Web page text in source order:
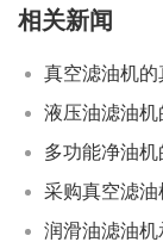
相关新闻
真空滤油机
液压油滤油机
多功能净油机
采购真空滤
润滑油滤油机